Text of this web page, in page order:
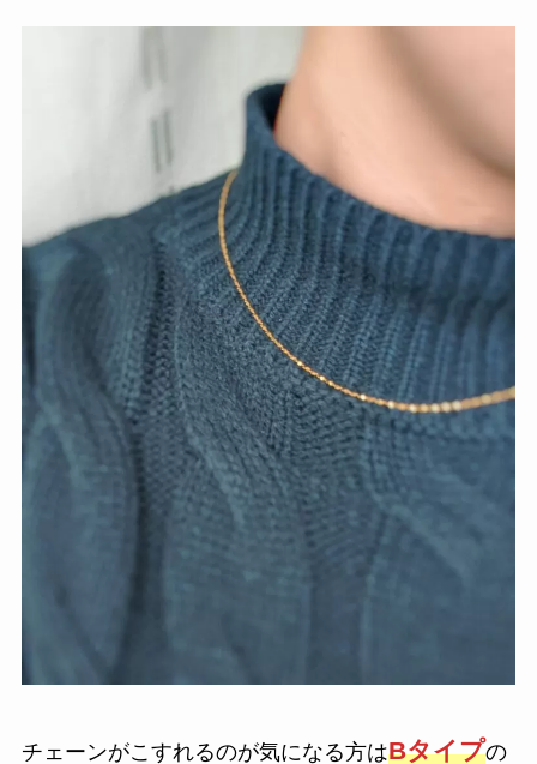
チェーンがこすれるのが気になる方はBタイプの